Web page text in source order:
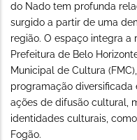
do Nado tem profunda
surgido a partir de uma
região. O espaço integra
Prefeitura de Belo
Municipal de Cultura
programação diversificada
ações de difusão cultural,
identidades culturais,
Fogão.